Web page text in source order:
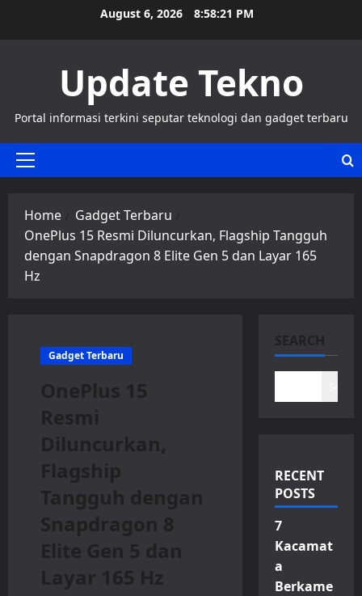
August 6, 2026 8:58:21 PM
Update Tekno
Portal informasi terkini seputar teknologi dan gadget terbaru
Primary
Home
Gadget Terbaru
OnePlus 15 Resmi Diluncurkan, Flagship Tangguh
dengan Snapdragon 8 Elite Gen 5 dan Layar 165
Hz
Gadget Terbaru
OnePlus 15
Resmi
Diluncurkan,
Flagship
Tangguh dengan
Snapdragon 8
Elite Gen 5 dan
Layar 165 Hz
SEARCH
RECENT
POSTS
7
Kacamat
a
Berkame